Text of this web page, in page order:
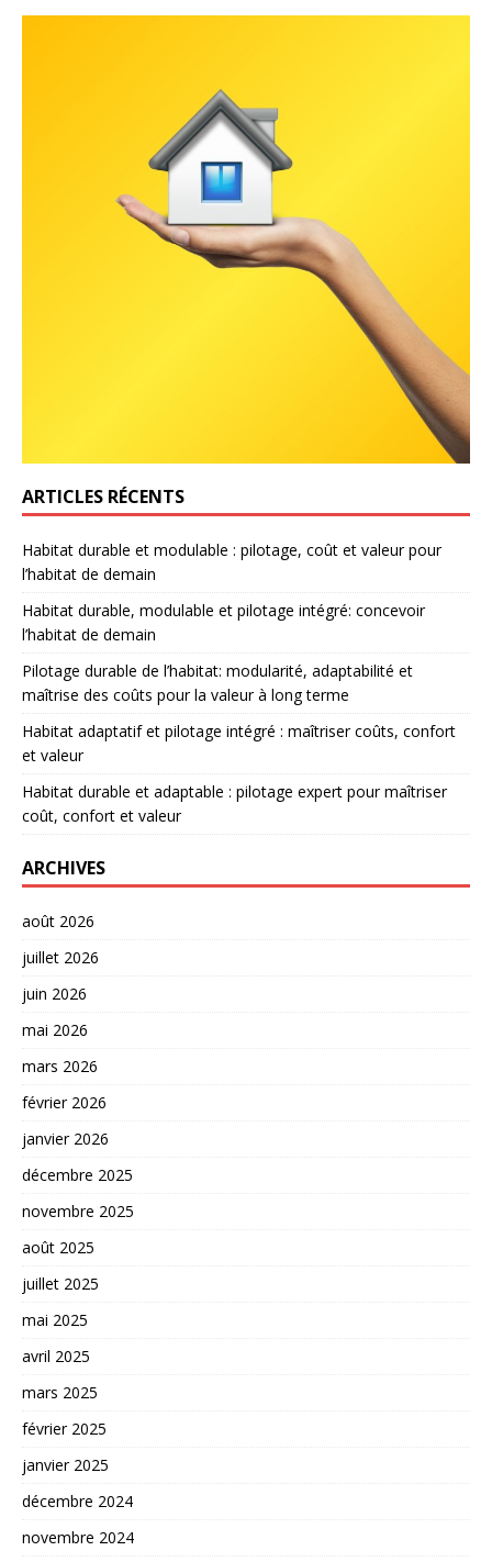
ARTICLES RÉCENTS
Habitat durable et modulable : pilotage, coût et valeur pour
l’habitat de demain
Habitat durable, modulable et pilotage intégré: concevoir
l’habitat de demain
Pilotage durable de l’habitat: modularité, adaptabilité et
maîtrise des coûts pour la valeur à long terme
Habitat adaptatif et pilotage intégré : maîtriser coûts, confort
et valeur
Habitat durable et adaptable : pilotage expert pour maîtriser
coût, confort et valeur
ARCHIVES
août 2026
juillet 2026
juin 2026
mai 2026
mars 2026
février 2026
janvier 2026
décembre 2025
novembre 2025
août 2025
juillet 2025
mai 2025
avril 2025
mars 2025
février 2025
janvier 2025
décembre 2024
novembre 2024